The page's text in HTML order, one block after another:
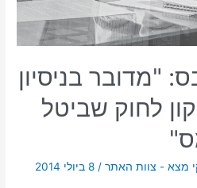
"מדובר בניסיון
לחוק שביטל
מצא - צוות האתר /8 ביולי 2014